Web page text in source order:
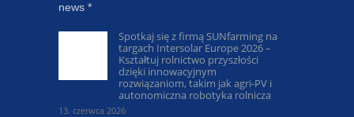
news *
Spotkaj się z firmą SUNfarming na
targach Intersolar Europe 2026 –
Kształtuj rolnictwo przyszłości
dzięki innowacyjnym
rozwiązaniom, takim jak agri-PV i
autonomiczna robotyka rolnicza
13. czerwca 2026